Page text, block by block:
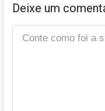
Deixe um